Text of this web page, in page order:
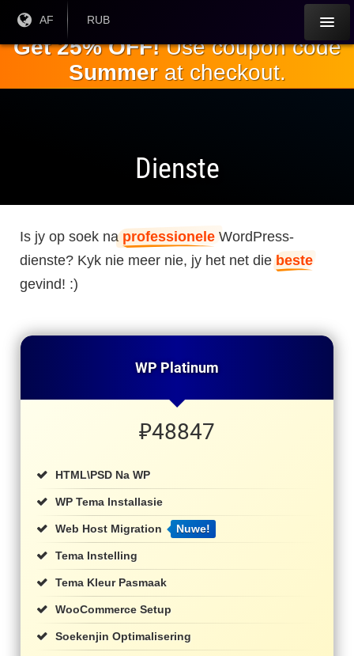
hoofinhoud
Huidige
AF
Huidige
RUB
Get 25% OFF!Use coupon code
Summerat checkout.
Dienste
Is jy op soek na professionele WordPress-
dienste? Kyk nie meer nie, jy het net diebeste
gevind! :)
WP Platinum
₽48847
HTML\PSD Na WP
WP Tema Installasie
Web Host Migration Nuwe!
Tema Instelling
Tema Kleur Pasmaak
WooCommerce Setup
Soekenjin Optimalisering